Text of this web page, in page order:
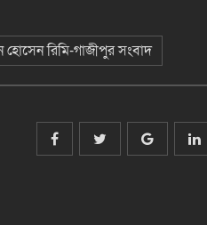
হোসেন রিমি-গাজীপুর সংবাদ